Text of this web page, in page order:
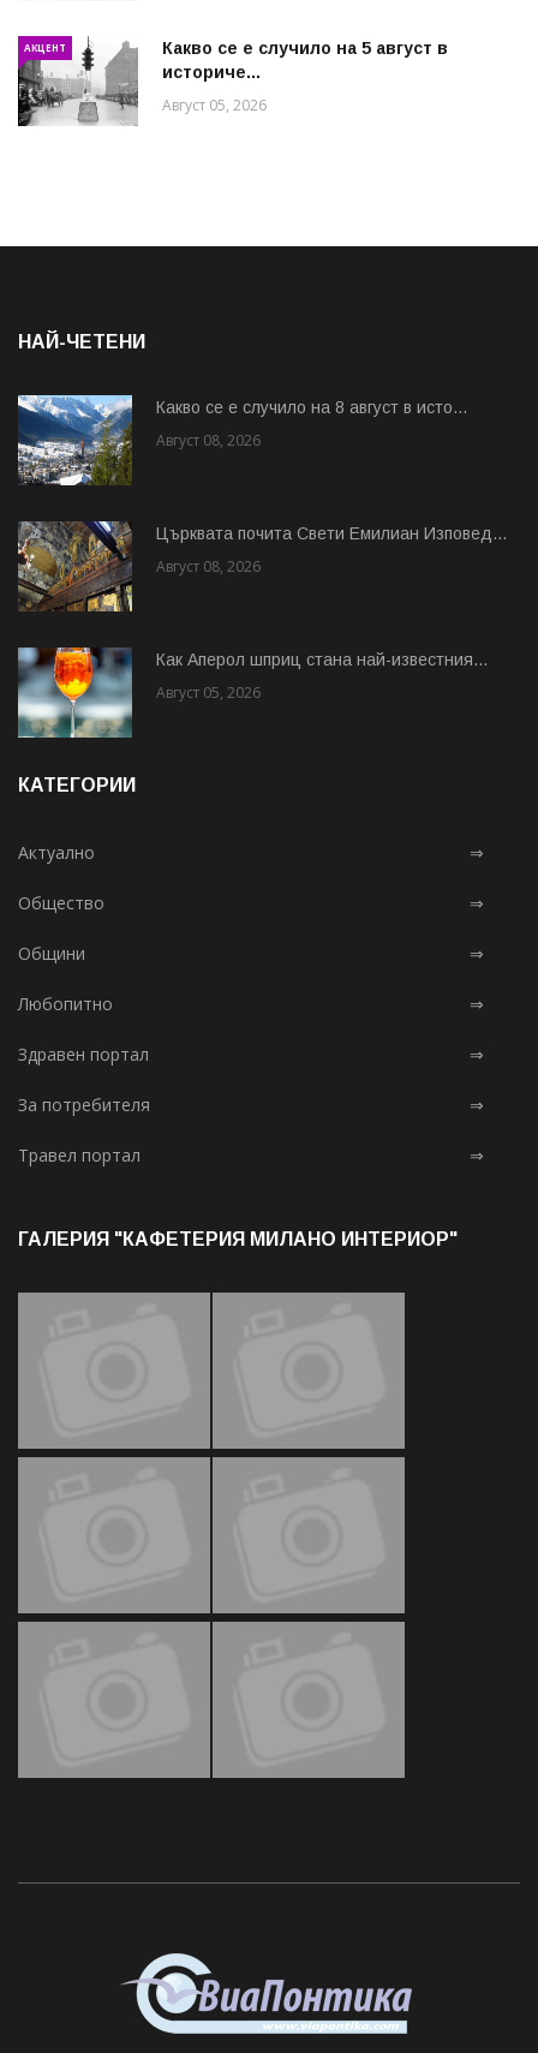
АКЦЕНТ
Какво се е случило на 5 август в
историче...
Август 05, 2026
НАЙ-ЧЕТЕНИ
Какво се е случило на 8 август в исто...
Август 08, 2026
Църквата почита Свeти Емилиан Изповед...
Август 08, 2026
Как Аперол шприц стана най-известния...
Август 05, 2026
КАТЕГОРИИ
Актуално ⇒
Общество ⇒
Общини ⇒
Любопитно ⇒
Здравен портал ⇒
За потребителя ⇒
Травел портал ⇒
ГАЛЕРИЯ "КАФЕТЕРИЯ МИЛАНО ИНТЕРИОР"